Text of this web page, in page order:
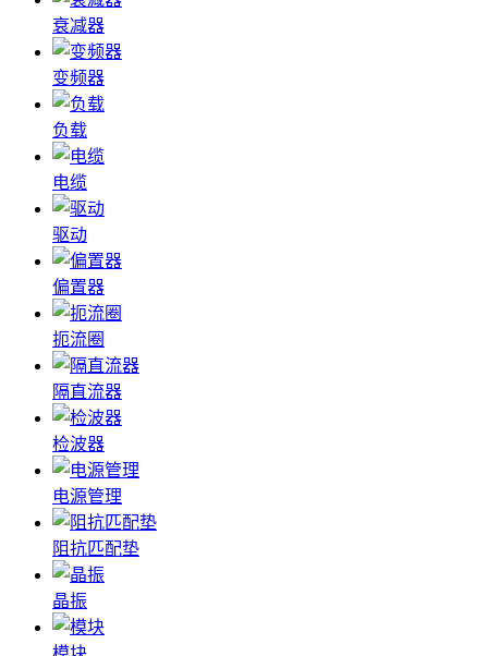
衰减器
变频器
负载
电缆
驱动
偏置器
扼流圈
隔直流器
检波器
电源管理
阻抗匹配垫
晶振